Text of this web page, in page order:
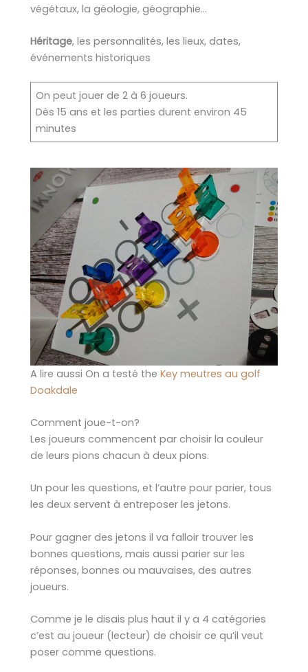
végétaux, la géologie, géographie…
Héritage, les personnalités, les lieux, dates,
événements historiques
On peut jouer de 2 à 6 joueurs.
Dès 15 ans et les parties durent environ 45
minutes
A lire aussi On a testé the Key meutres au golf
Doakdale
Comment joue-t-on?
Les joueurs commencent par choisir la couleur
de leurs pions chacun à deux pions.
Un pour les questions, et l’autre pour parier, tous
les deux servent à entreposer les jetons.
Pour gagner des jetons il va falloir trouver les
bonnes questions, mais aussi parier sur les
réponses, bonnes ou mauvaises, des autres
joueurs.
Comme je le disais plus haut il y a 4 catégories
c’est au joueur (lecteur) de choisir ce qu’il veut
poser comme questions.